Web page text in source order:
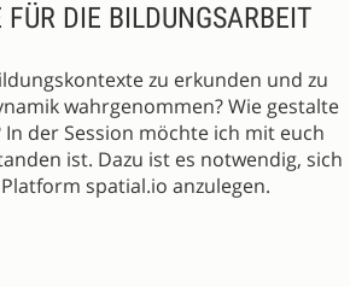
DIE BILDUNGSARBEIT
zu erkunden und zu
wahrgenommen? Wie gestalte
der Session möchte ich mit euch
ist. Dazu ist es notwendig, sich
spatial.io anzulegen.